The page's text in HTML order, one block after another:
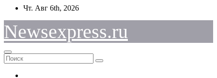
Перейти
содержимому
Чт. Авг 6th, 2026
Newsexpress.ru